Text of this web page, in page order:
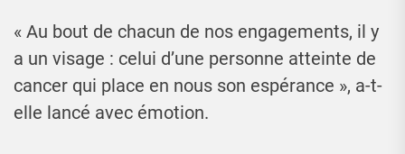
« Au bout de chacun de nos engagements, il y
a un visage : celui d’une personne atteinte de
cancer qui place en nous son espérance », a-t-
elle lancé avec émotion.